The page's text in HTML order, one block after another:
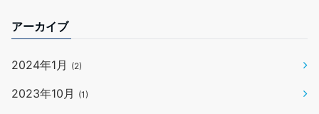
アーカイブ
2024年1月 (2)
2023年10月 (1)